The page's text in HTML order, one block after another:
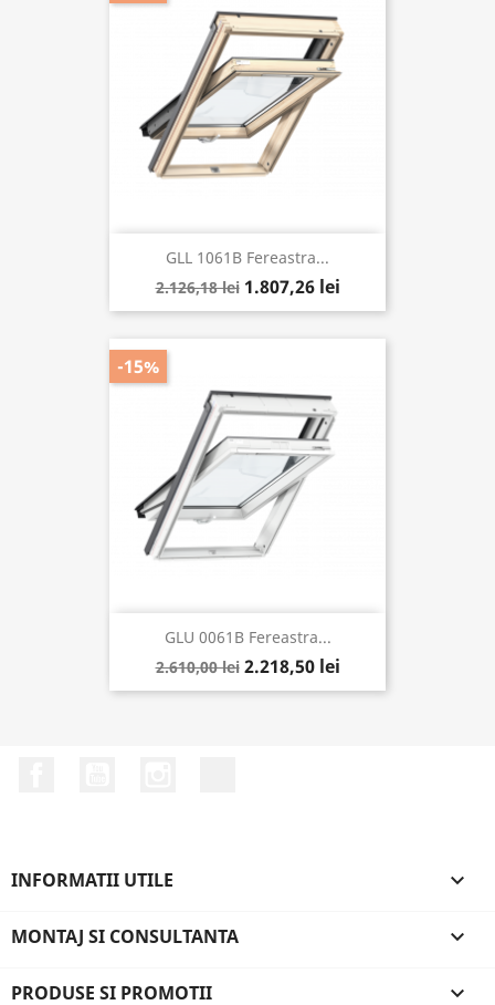
GLL 1061B Fereastra...
2.126,18 lei 1.807,26 lei
GLU 0061B Fereastra...
2.610,00 lei 2.218,50 lei
-15%
INFORMATII UTILE 
MONTAJ SI CONSULTANTA 
PRODUSE SI PROMOTII 